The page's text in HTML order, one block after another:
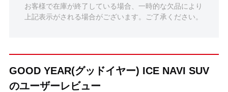
お客様で在庫が終了している場合、一時的な欠品により
上記表示がされる場合がございます。ご了承ください。
GOOD YEAR(グッドイヤー) ICE NAVI SUV
のユーザーレビュー